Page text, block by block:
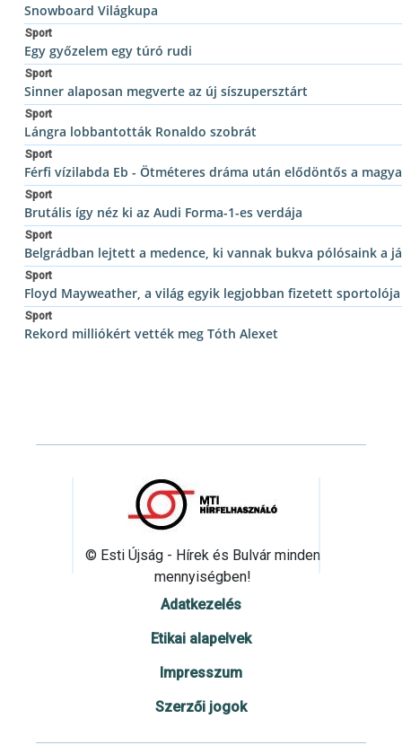
Snowboard Világkupa
Sport
Egy győzelem egy túró rudi
Sport
Sinner alaposan megverte az új síszupersztárt
Sport
Lángra lobbantották Ronaldo szobrát
Sport
Férfi vízilabda Eb - Ötméteres dráma után elődöntős a
Sport
Brutális így néz ki az Audi Forma-1-es verdája
Sport
Belgrádban lejtett a medence, ki vannak bukva pólósaink a
Sport
Floyd Mayweather, a világ egyik legjobban fizetett
Sport
Rekord milliókért vették meg Tóth Alexet
© Esti Újság - Hírek és Bulvár minden
mennyiségben!
Adatkezelés
Etikai alapelvek
Impresszum
Szerzői jogok